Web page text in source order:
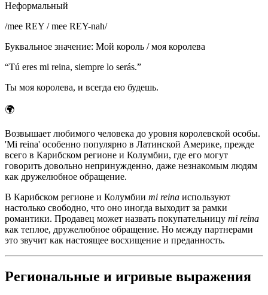
Неформальный
/mee REY / mee REY-nah/
Буквальное значение: Мой король / моя королева
“Tú eres mi reina, siempre lo serás.”
Ты моя королева, и всегда ею будешь.
🌍
Возвышает любимого человека до уровня королевской особы.
'Mi reina' особенно популярно в Латинской Америке, прежде
всего в Карибском регионе и Колумбии, где его могут
говорить довольно непринужденно, даже незнакомым людям
как дружелюбное обращение.
В Карибском регионе и Колумбии mi reina используют
настолько свободно, что оно иногда выходит за рамки
романтики. Продавец может назвать покупательницу mi reina
как теплое, дружелюбное обращение. Но между партнерами
это звучит как настоящее восхищение и преданность.
Региональные и игривые выражения